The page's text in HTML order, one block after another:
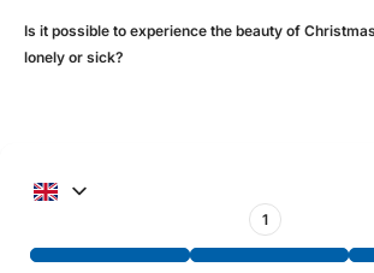
Is it possible to experience the beauty of
lonely or sick?
1